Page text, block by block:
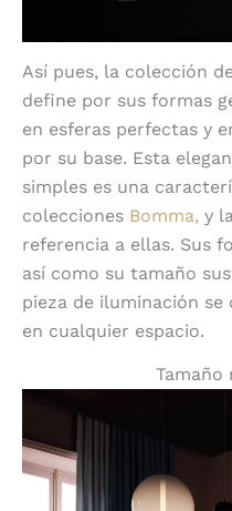
Así pues, la colección
define por sus formas
en esferas perfectas y
por su base. Esta
simples es una
colecciones Bomma, y
referencia a ellas. Sus
así como su tamaño
pieza de iluminación
en cualquier espacio.
Tamaño